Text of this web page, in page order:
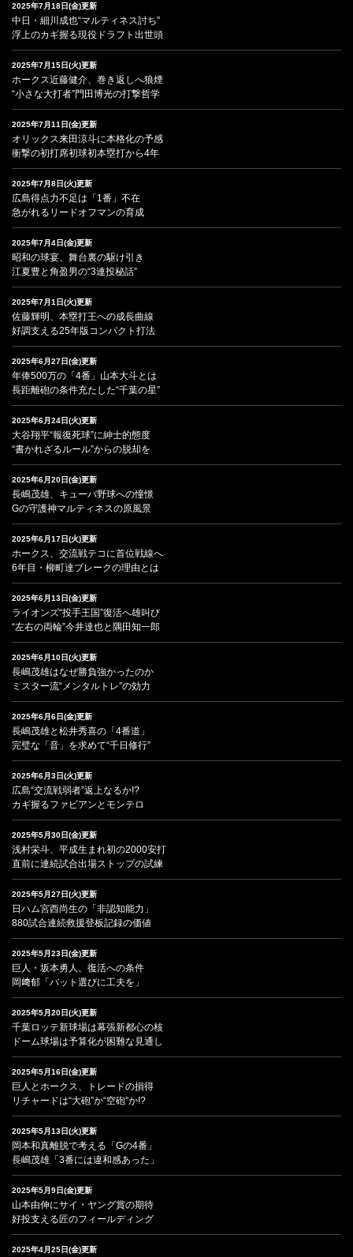
2025年7月18日(金)更新
中日・細川成也“マルティネス討ち”
浮上のカギ握る現役ドラフト出世頭
2025年7月15日(火)更新
ホークス近藤健介、巻き返しへ狼煙
“小さな大打者”門田博光の打撃哲学
2025年7月11日(金)更新
オリックス来田涼斗に本格化の予感
衝撃の初打席初球初本塁打から4年
2025年7月8日(火)更新
広島得点力不足は「1番」不在
急がれるリードオフマンの育成
2025年7月4日(金)更新
昭和の球宴、舞台裏の駆け引き
江夏豊と角盈男の“3連投秘話”
2025年7月1日(火)更新
佐藤輝明、本塁打王への成長曲線
好調支える25年版コンパクト打法
2025年6月27日(金)更新
年俸500万の「4番」山本大斗とは
長距離砲の条件充たした“千葉の星”
2025年6月24日(火)更新
大谷翔平“報復死球”に紳士的態度
“書かれざるルール”からの脱却を
2025年6月20日(金)更新
長嶋茂雄、キューバ野球への憧憬
Gの守護神マルティネスの原風景
2025年6月17日(火)更新
ホークス、交流戦テコに首位戦線へ
6年目・柳町達ブレークの理由とは
2025年6月13日(金)更新
ライオンズ“投手王国”復活へ雄叫び
“左右の両輪”今井達也と隅田知一郎
2025年6月10日(火)更新
長嶋茂雄はなぜ勝負強かったのか
ミスター流“メンタルトレ”の効力
2025年6月6日(金)更新
長嶋茂雄と松井秀喜の「4番道」
完璧な「音」を求めて“千日修行”
2025年6月3日(火)更新
広島“交流戦弱者”返上なるか!?
カギ握るファビアンとモンテロ
2025年5月30日(金)更新
浅村栄斗、平成生まれ初の2000安打
直前に連続試合出場ストップの試練
2025年5月27日(火)更新
日ハム宮西尚生の「非認知能力」
880試合連続救援登板記録の価値
2025年5月23日(金)更新
巨人・坂本勇人、復活への条件
岡﨑郁「バット選びに工夫を」
2025年5月20日(火)更新
千葉ロッテ新球場は幕張新都心の核
ドーム球場は予算化が困難な見通し
2025年5月16日(金)更新
巨人とホークス、トレードの損得
リチャードは“大砲”か“空砲”か!?
2025年5月13日(火)更新
岡本和真離脱で考える「Gの4番」
長嶋茂雄「3番には違和感あった」
2025年5月9日(金)更新
山本由伸にサイ・ヤング賞の期待
好投支える匠のフィールディング
2025年4月25日(金)更新